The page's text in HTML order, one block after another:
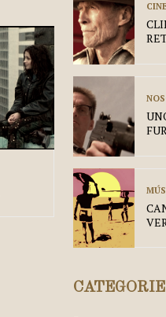
CINE